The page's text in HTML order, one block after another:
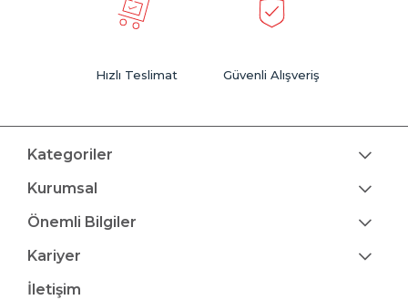
Hızlı Teslimat Güvenli Alışveriş
Kategoriler
Kurumsal
Önemli Bilgiler
Kariyer
İletişim